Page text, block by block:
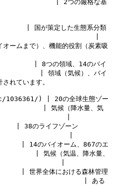
| 2つの厳格な基
策定した生態系分類
|
ームまで）、機能的役割（炭素吸
つの領域、14のバイ
域（気候）、バイ
れています。
) | 20の全球生態ゾー
候（降水量、気
|
ライフゾーン
|
のバイオーム、867のエ
（気温、降水量、
|
世界全体における森林管理
| ある